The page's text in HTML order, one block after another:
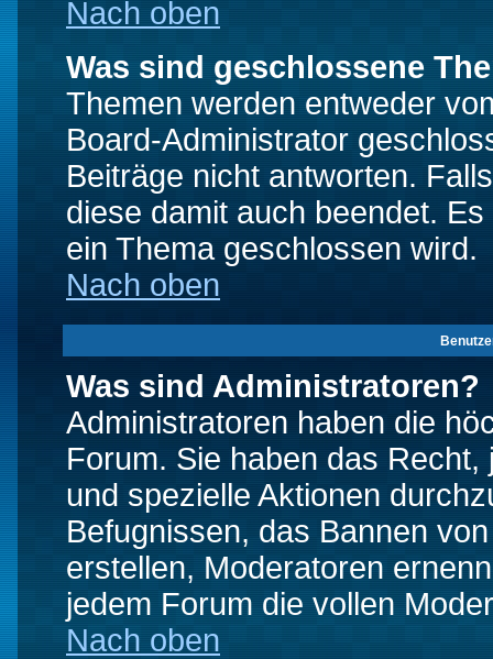
Nach oben
Was sind geschlossene
Themen werden entweder
Board-Administrator
Beiträge nicht antworten.
diese damit auch beendet.
ein Thema geschlossen wird.
Nach oben
Was sind Administratoren?
Administratoren haben die
Forum. Sie haben das
und spezielle Aktionen
Befugnissen, das Bannen
erstellen, Moderatoren
jedem Forum die vollen
Nach oben